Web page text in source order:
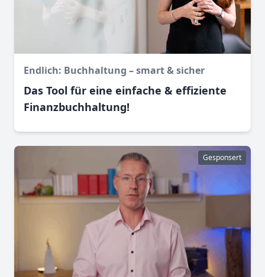
Endlich: Buchhaltung – smart & sicher
Das Tool für eine einfache & effiziente
Finanz­buchhaltung!
Gesponsert